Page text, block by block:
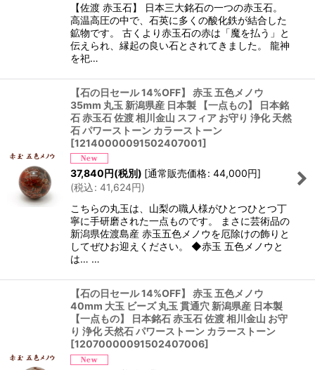
【佐渡 赤玉石】 日本三大銘石の一つの赤玉石。
高温高圧の中で、石英に多くの酸化鉄が結合した
鉱物です。 古くより赤玉石の赤は「魔を払う」と
伝えられ、縁起の良い石とされてきました。 龍神
を祀…
【石の日セール 14%OFF】 赤玉 五色メノウ
35mm 丸玉 新潟県産 日本製 【一点もの】 日本銘
石 赤玉石 佐渡 相川金山 スフィア お守り 浄化 天然
石 パワーストーン カラーストーン
[12140000091502407001]
37,840円(税別) [通常販売価格: 44,000円]
(税込: 41,624円)
こちらの丸玉は、山梨の職人様がひとつひとつ丁
寧に手研磨された一点ものです。 まさに芸術品の
新潟県佐渡島産 赤玉五色メノウを厄除けの飾りと
してぜひお迎えください。 ◆赤玉 五色メノウと
は… …
【石の日セール 14%OFF】 赤玉 五色メノウ
40mm 大玉 ビーズ 丸玉 貫通穴 新潟県産 日本製
【一点もの】 日本銘石 赤玉石 佐渡 相川金山 お守
り 浄化 天然石 パワーストーン カラーストーン
[12070000091502407006]